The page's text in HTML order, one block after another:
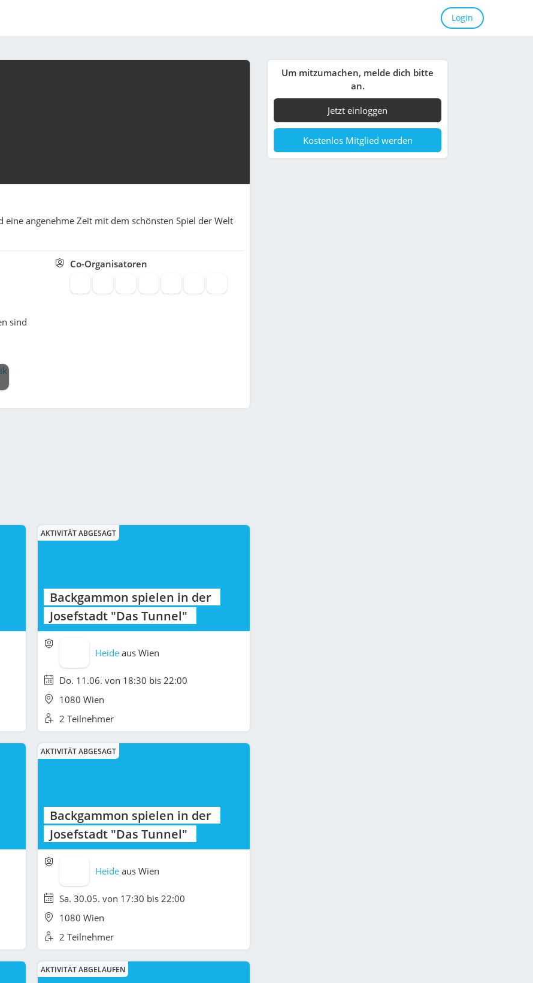
Login
Um mitzumachen, melde dich bitte
an.
Jetzt einloggen
Kostenlos Mitglied werden
angenehme Zeit mit dem schönsten Spiel der Welt
sind
Co-Organisatoren
AKTIVITÄT ABGESAGT
Backgammon spielen in der
Josefstadt "Das Tunnel"
Heide aus Wien
Do. 11.06. von 18:30 bis 22:00
1080 Wien
2 Teilnehmer
AKTIVITÄT ABGESAGT
Backgammon spielen in der
Josefstadt "Das Tunnel"
Heide aus Wien
Sa. 30.05. von 17:30 bis 22:00
1080 Wien
2 Teilnehmer
AKTIVITÄT ABGELAUFEN